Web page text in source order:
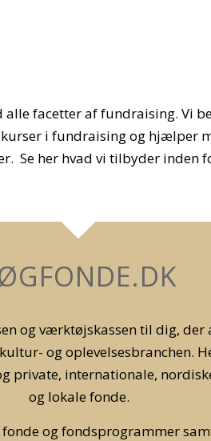
alle facetter af fundraising. Vi
i fundraising og hjælper
Se her hvad vi tilbyder inden
og værktøjskassen til dig,
og oplevelsesbranchen.
private, internationale,
og lokale fonde.
og fondsprogrammer